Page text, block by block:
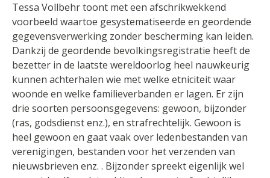
Tessa Vollbehr toont met een afschrikwekkend
voorbeeld waartoe gesystematiseerde en geordende
gegevensverwerking zonder bescherming kan leiden.
Dankzij de geordende bevolkingsregistratie heeft de
bezetter in de laatste wereldoorlog heel nauwkeurig
kunnen achterhalen wie met welke etniciteit waar
woonde en welke familieverbanden er lagen. Er zijn
drie soorten persoonsgegevens: gewoon, bijzonder
(ras, godsdienst enz.), en strafrechtelijk. Gewoon is
heel gewoon en gaat vaak over ledenbestanden van
verenigingen, bestanden voor het verzenden van
nieuwsbrieven enz. . Bijzonder spreekt eigenlijk wel